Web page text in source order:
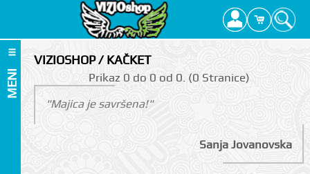
MENI
VIZIOSHOP / KAČKET
Prikаz 0 do 0 оd 0. (0 Strаnicе)
"Majica je savršena!"
Sanja Jovanovska